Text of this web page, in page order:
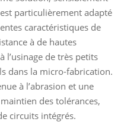
particulièrement adapté
caractéristiques de
à de hautes
l’usinage de très petits
dans la micro-fabrication.
à l’abrasion et une
des tolérances,
circuits intégrés.